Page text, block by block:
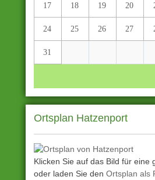
17 18 19 20
24 25 26 27
31
Ortsplan Hatzenport
Klicken Sie auf das Bild für eine
oder laden Sie den Ortsplan als